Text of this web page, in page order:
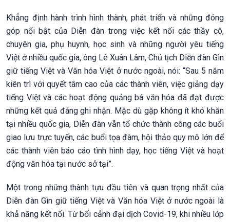
Khẳng định hành trình hình thành, phát triển và những đóng
góp nổi bật của Diễn đàn trong việc kết nối các thầy cô,
chuyên gia, phụ huynh, học sinh và những người yêu tiếng
Việt ở nhiều quốc gia, ông Lê Xuân Lâm, Chủ tịch Diễn đàn Gìn
giữ tiếng Việt và Văn hóa Việt ở nước ngoài, nói: “Sau 5 năm
kiên trì với quyết tâm cao của các thành viên, việc giảng dạy
tiếng Việt và các hoạt động quảng bá văn hóa đã đạt được
những kết quả đáng ghi nhận. Mặc dù gặp không ít khó khăn
tại nhiều quốc gia, Diễn đàn vẫn tổ chức thành công các buổi
giao lưu trực tuyến, các buổi tọa đàm, hội thảo quy mô lớn để
các thành viên báo cáo tình hình dạy, học tiếng Việt và hoạt
động văn hóa tại nước sở tại”.
Một trong những thành tựu đầu tiên và quan trọng nhất của
Diễn đàn Gìn giữ tiếng Việt và Văn hóa Việt ở nước ngoài là
khả năng kết nối. Từ bối cảnh đại dịch Covid-19, khi nhiều lớp